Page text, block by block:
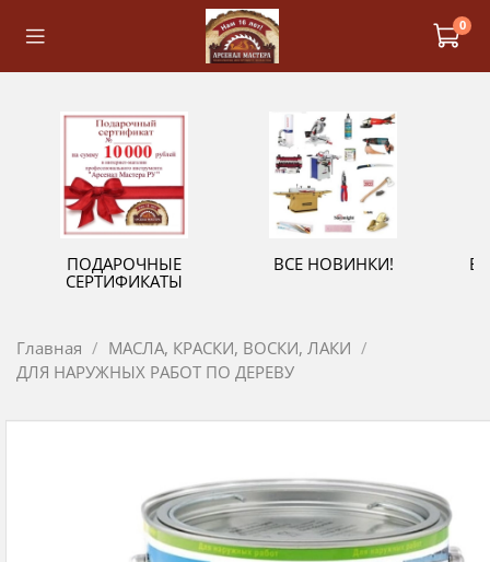
0
ПОДАРОЧНЫЕ
СЕРТИФИКАТЫ
ВСЕ НОВИНКИ!
Главная
МАСЛА, КРАСКИ, ВОСКИ, ЛАКИ
ДЛЯ НАРУЖНЫХ РАБОТ ПО ДЕРЕВУ